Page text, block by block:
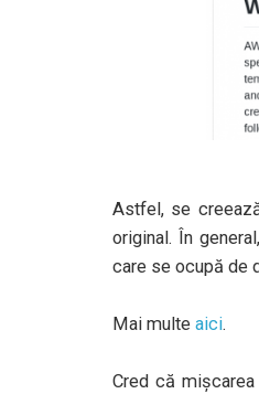
Astfel, se
original. În
care se ocupă de
Mai multe aici.
Cred că